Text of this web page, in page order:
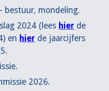
bestuur, mondeling.
2024 (lees hier de
) en hier de jaarcijfers
2026.